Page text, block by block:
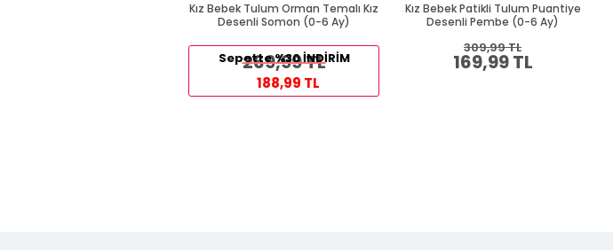
Kız Bebek Tulum Orman Temalı Kız
Desenli Somon (0-6 Ay)
269,99 TL
Sepette %30 İNDİRİM
188,99 TL
Kız Bebek Patikli Tulum Puantiye
Desenli Pembe (0-6 Ay)
169,99 TL
309,99 TL